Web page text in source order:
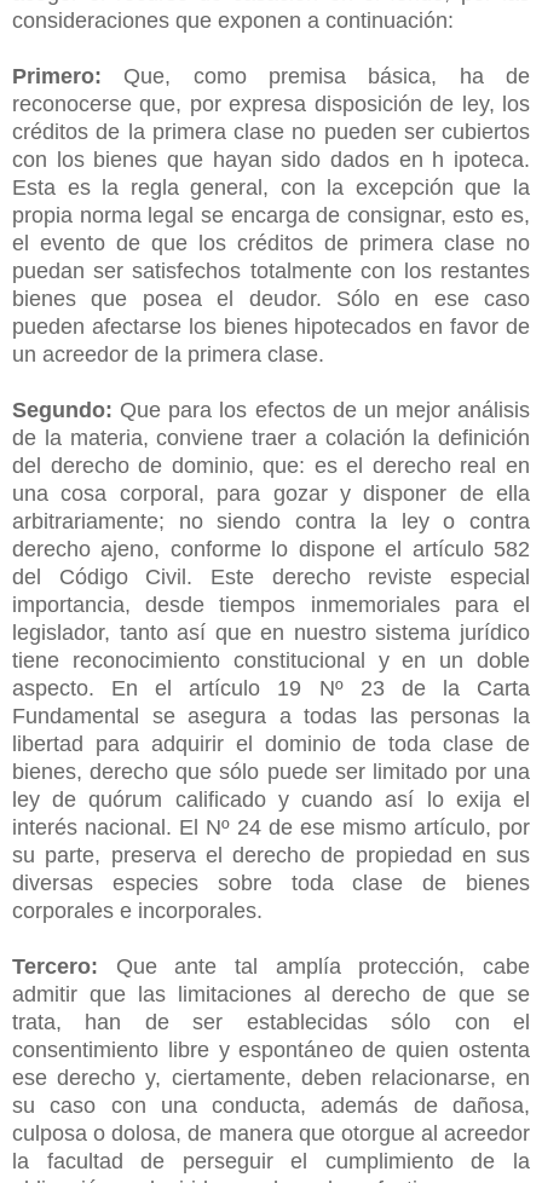
consideraciones que exponen a continuación:
Primero: Que, como premisa básica, ha de
reconocerse que, por expresa disposición de ley, los
créditos de la primera clase no pueden ser cubiertos
con los bienes que hayan sido dados en h ipoteca.
Esta es la regla general, con la excepción que la
propia norma legal se encarga de consignar, esto es,
el evento de que los créditos de primera clase no
puedan ser satisfechos totalmente con los restantes
bienes que posea el deudor. Sólo en ese caso
pueden afectarse los bienes hipotecados en favor de
un acreedor de la primera clase.
Segundo: Que para los efectos de un mejor análisis
de la materia, conviene traer a colación la definición
del derecho de dominio, que: es el derecho real en
una cosa corporal, para gozar y disponer de ella
arbitrariamente; no siendo contra la ley o contra
derecho ajeno, conforme lo dispone el artículo 582
del Código Civil. Este derecho reviste especial
importancia, desde tiempos inmemoriales para el
legislador, tanto así que en nuestro sistema jurídico
tiene reconocimiento constitucional y en un doble
aspecto. En el artículo 19 Nº 23 de la Carta
Fundamental se asegura a todas las personas la
libertad para adquirir el dominio de toda clase de
bienes, derecho que sólo puede ser limitado por una
ley de quórum calificado y cuando así lo exija el
interés nacional. El Nº 24 de ese mismo artículo, por
su parte, preserva el derecho de propiedad en sus
diversas especies sobre toda clase de bienes
corporales e incorporales.
Tercero: Que ante tal amplía protección, cabe
admitir que las limitaciones al derecho de que se
trata, han de ser establecidas sólo con el
consentimiento libre y espontáneo de quien ostenta
ese derecho y, ciertamente, deben relacionarse, en
su caso con una conducta, además de dañosa,
culposa o dolosa, de manera que otorgue al acreedor
la facultad de perseguir el cumplimiento de la